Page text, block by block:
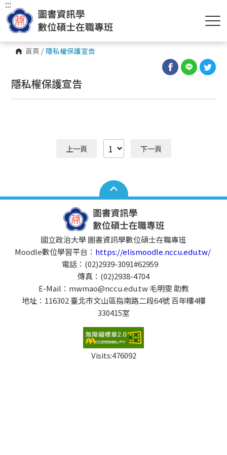
首頁 / 隱私權保護宣告
:::
隱私權保護宣告
上一頁 下一頁
國立政治大學 圖書資訊學數位碩士在職專班
Moodle數位學習平台： https://elismoodle.nccu.edu.tw/
電話：(02)2939-3091#62959
傳真：(02)2938-4704
E-Mail：mwmao@nccu.edu.tw 毛明雯 助教
地址：116302 臺北市文山區指南路二段64號 百年樓4樓
330415室
Visits:476092